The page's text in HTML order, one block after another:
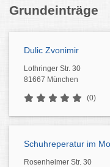
Grundeinträge
Dulic Zvonimir
Lothringer Str. 30
81667 München
(0)
Schuhreperatur im
Rosenheimer Str. 30